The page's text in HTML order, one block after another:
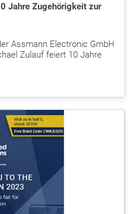
Jahre Zugehörigkeit zur
Assmann Electronic GmbH
Zulauf feiert 10 Jahre